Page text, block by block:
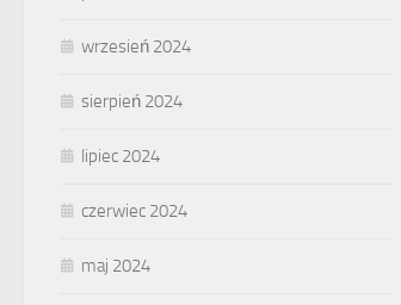
wrzesień 2024
sierpień 2024
lipiec 2024
czerwiec 2024
maj 2024